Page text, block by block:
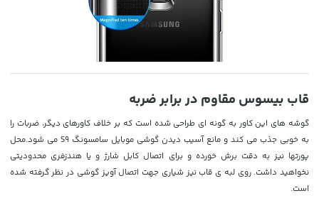
قاب بیسوس مقاوم در برابر ضربه
گوشه های این کاور به گونه ای طراحی شده است که بر خلاف کاورهای دیگر، ضربات را
به خوبی جذب می کند و مانع آسیب دیدن گوشی موبایل سامسونگ S9 می شود.محل
پورتها نیز به دقت برش خورده و برای اتصال کابل شارژ و یا هندزفری محدودیتی
نخواهید داشت. روی لبه ی قاب نیز شیاری جهت اتصال آویز گوشی در نظر گرفته شده
است.